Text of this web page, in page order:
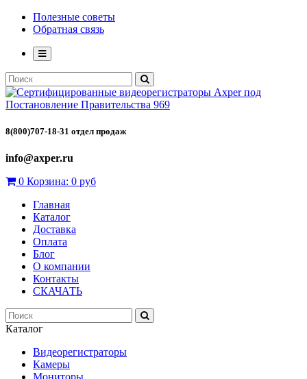
Полезные советы
Обратная связь
8(800)707-18-31 отдел продаж
info@axper.ru
0 Корзина: 0 руб
Главная
Каталог
Доставка
Оплата
Блог
О компании
Контакты
СКАЧАТЬ
Каталог
Видеорегистраторы
Камеры